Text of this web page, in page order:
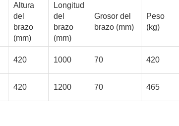
Altura
del
brazo
(mm)
Longitud
del
brazo
(mm)
Grosor del
brazo (mm)
Peso
(kg)
420 1000 70 420
420 1200 70 465